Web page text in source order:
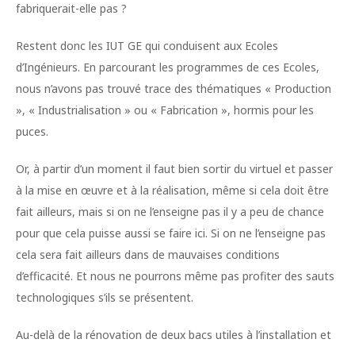
fabriquerait-elle pas ?
Restent donc les IUT GE qui conduisent aux Ecoles
d’Ingénieurs. En parcourant les programmes de ces Ecoles,
nous n’avons pas trouvé trace des thématiques « Production
», « Industrialisation » ou « Fabrication », hormis pour les
puces.
Or, à partir d’un moment il faut bien sortir du virtuel et passer
à la mise en œuvre et à la réalisation, même si cela doit être
fait ailleurs, mais si on ne l’enseigne pas il y a peu de chance
pour que cela puisse aussi se faire ici. Si on ne l’enseigne pas
cela sera fait ailleurs dans de mauvaises conditions
d’efficacité. Et nous ne pourrons même pas profiter des sauts
technologiques s’ils se présentent.
Au-delà de la rénovation de deux bacs utiles à l’installation et